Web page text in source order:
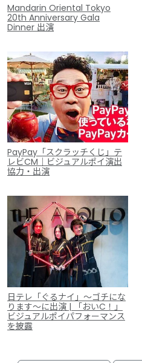
Mandarin Oriental Tokyo
20th Anniversary Gala
Dinner 出演
PayPay「スクラッチくじ」テ
レビCM｜ビジュアルポイ演出
協力・出演
日テレ「ぐるナイ」～ゴチにな
ります～に出演 | 「おいC！」
ビジュアルポイパフォーマンス
を披露